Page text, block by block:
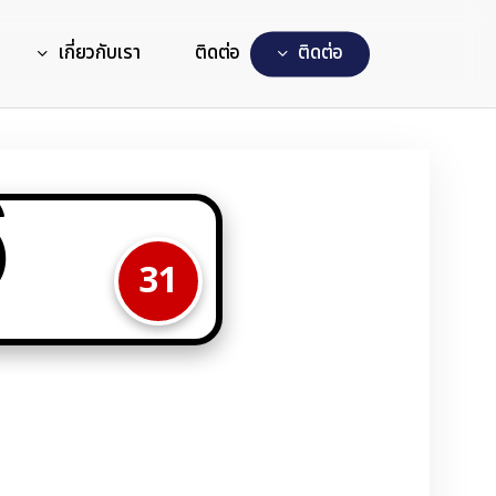
เกี่ยวกับเรา ติดต่อ ตดตอ
31